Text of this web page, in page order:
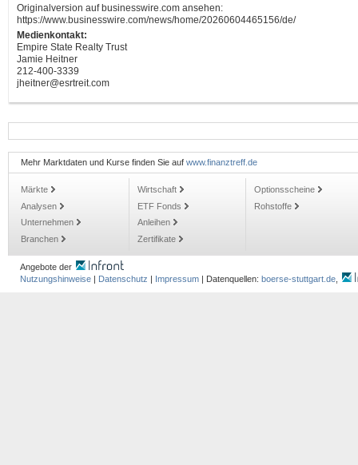
Originalversion auf businesswire.com ansehen:
https://www.businesswire.com/news/home/20260604465156/de/
Medienkontakt:
Empire State Realty Trust
Jamie Heitner
212-400-3339
jheitner@esrtreit.com
Mehr Marktdaten und Kurse finden Sie auf www.finanztreff.de
Märkte
Analysen
Unternehmen
Branchen
Wirtschaft
ETF Fonds
Anleihen
Zertifikate
Optionsscheine
Rohstoffe
Angebote der
Nutzungshinweise | Datenschutz | Impressum | Datenquellen: boerse-stuttgart.de